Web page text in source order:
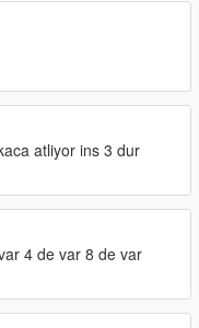
atliyor ins 3 dur
4 de var 8 de var